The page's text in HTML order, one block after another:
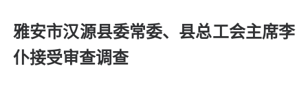
雅安市汉源县委常委、县总工会主席李
仆接受审查调查